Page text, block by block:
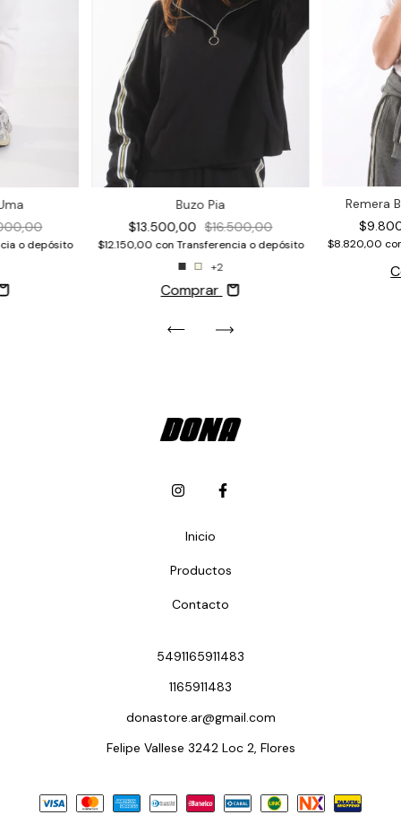
o depósito
Buzo Pia
$13.500,00 $16.500,00
$12.150,00 conTransferencia o depósito
+2
Comprar
Remera
$8.820,00
Inicio
Productos
Contacto
5491165911483
1165911483
donastore.ar@gmail.com
Felipe Vallese 3242 Loc 2, Flores